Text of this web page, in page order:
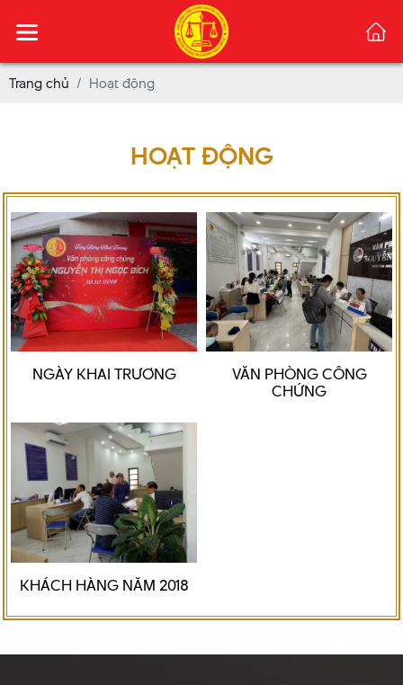
Trang chủ Hoạt động
HOẠT ĐỘNG
NGÀY KHAI TRƯƠNG VĂN PHÒNG CÔNG
CHỨNG
KHÁCH HÀNG NĂM 2018